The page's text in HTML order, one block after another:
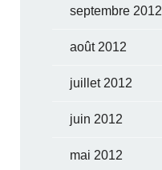
septembre 2012
août 2012
juillet 2012
juin 2012
mai 2012